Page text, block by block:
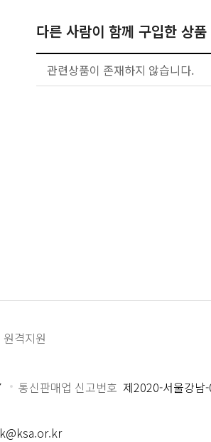
다른 사람이 함께 구입한 상품
관련상품이 존재하지 않습니다.
원격지원
통신판매업 신고번호 제2020-서울강남